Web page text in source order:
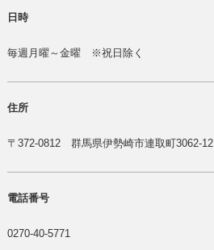
日時
毎週月曜～金曜 ※祝日除く
住所
〒372-0812 群馬県伊勢崎市連取町3062-12
電話番号
0270-40-5771